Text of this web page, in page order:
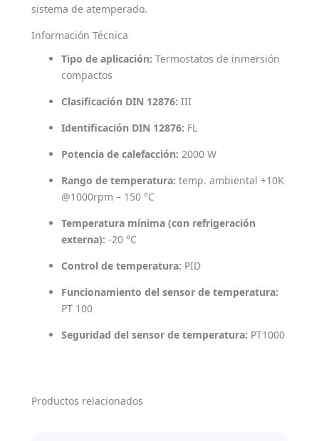
sistema de atemperado.
Información Técnica
Tipo de aplicación: Termostatos de inmersión
compactos
Clasificación DIN 12876: III
Identificación DIN 12876: FL
Potencia de calefacción: 2000 W
Rango de temperatura: temp. ambiental +10K
@1000rpm – 150 °C
Temperatura mínima (con refrigeración
externa): -20 °C
Control de temperatura: PID
Funcionamiento del sensor de temperatura:
PT 100
Seguridad del sensor de temperatura: PT1000
Productos relacionados